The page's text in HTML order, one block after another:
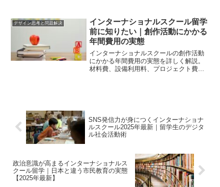
す。
デザイン思考と問題解決
インターナショナルスクール留学
前に知りたい｜創作活動にかかる
年間費用の実態
インターナショナルスクールの創作活動
にかかる年間費用の実態を詳しく解説。
材料費、設備利用料、プロジェクト費用
SNS発信力が身につくインターナショナ
ルスクール2025年最新｜留学生のデジタ
ル社会活動術
政治意識が高まるインターナショナルス
クール留学｜日本と違う市民教育の実態
【2025年最新】